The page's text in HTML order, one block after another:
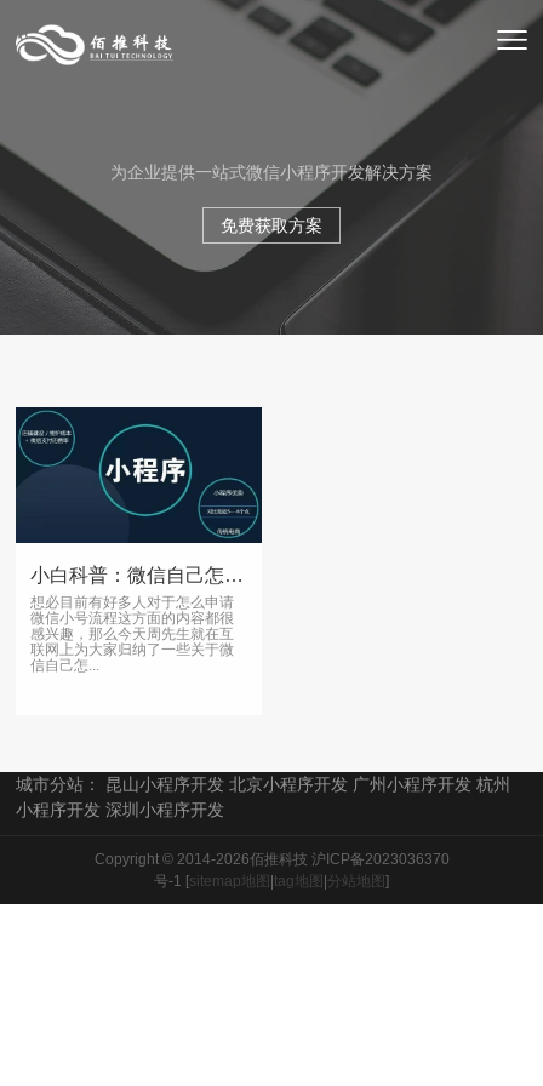
为企业提供一站式微信小程序开发解决方案
免费获取方案
小白科普：微信自己怎么弄小程序相关的信息分享
想必目前有好多人对于怎么申请
微信小号流程这方面的内容都很
感兴趣，那么今天周先生就在互
联网上为大家归纳了一些关于微
信自己怎...
城市分站： 昆山小程序开发 北京小程序开发 广州小程序开发 杭州
小程序开发 深圳小程序开发
Copyright © 2014-2026佰推科技 沪ICP备2023036370
号-1 [sitemap地图 tag地图 分站地图 ]